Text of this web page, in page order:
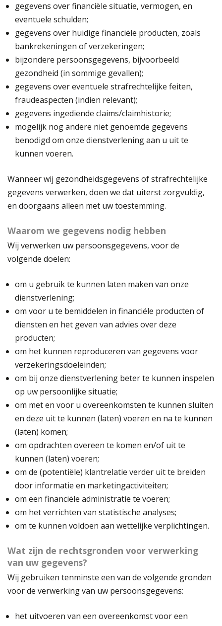
gegevens over financiële situatie, vermogen, en
eventuele schulden;
gegevens over huidige financiële producten, zoals
bankrekeningen of verzekeringen;
bijzondere persoonsgegevens, bijvoorbeeld
gezondheid (in sommige gevallen);
gegevens over eventuele strafrechtelijke feiten,
fraudeaspecten (indien relevant);
gegevens ingediende claims/claimhistorie;
mogelijk nog andere niet genoemde gegevens
benodigd om onze dienstverlening aan u uit te
kunnen voeren.
Wanneer wij gezondheidsgegevens of strafrechtelijke
gegevens verwerken, doen we dat uiterst zorgvuldig,
en doorgaans alleen met uw toestemming.
Waarom we gegevens nodig hebben
Wij verwerken uw persoonsgegevens, voor de
volgende doelen:
om u gebruik te kunnen laten maken van onze
dienstverlening;
om voor u te bemiddelen in financiële producten of
diensten en het geven van advies over deze
producten;
om het kunnen reproduceren van gegevens voor
verzekeringsdoeleinden;
om bij onze dienstverlening beter te kunnen inspelen
op uw persoonlijke situatie;
om met en voor u overeenkomsten te kunnen sluiten
en deze uit te kunnen (laten) voeren en na te kunnen
(laten) komen;
om opdrachten overeen te komen en/of uit te
kunnen (laten) voeren;
om de (potentiële) klantrelatie verder uit te breiden
door informatie en marketingactiviteiten;
om een financiële administratie te voeren;
om het verrichten van statistische analyses;
om te kunnen voldoen aan wettelijke verplichtingen.
Wat zijn de rechtsgronden voor verwerking
van uw gegevens?
Wij gebruiken tenminste een van de volgende gronden
voor de verwerking van uw persoonsgegevens:
het uitvoeren van een overeenkomst voor een